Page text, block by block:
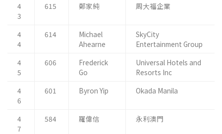
4
3
615 鄭家純 周大福企業
4
4
614
Michael
Ahearne
SkyCity
Entertainment Group
4
5
606
Frederick
Go
Universal Hotels and
Resorts Inc
4
6
601 Byron Yip Okada Manila
4
7
584 羅偉信 永利澳門